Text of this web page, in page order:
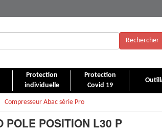
Rechercher
Protection
individuelle
Protection
Covid 19
Compresseur Abac série Pro
POSITION L30 P